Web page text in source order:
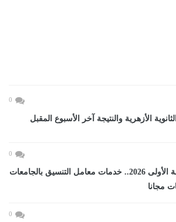
0
الأزهرية والنتيجة آخر الأسبوع المقبل
0
تنسيق المرحلة الأولى 2026.. خدمات معامل التنسيق بالجامعات
مجانا
0